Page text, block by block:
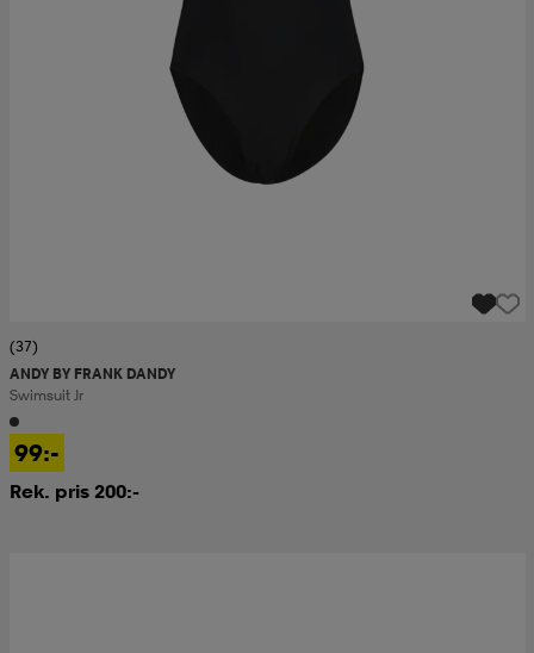
(37)
ANDY BY FRANK DANDY
Swimsuit Jr
99:-
Rek. pris 200:-